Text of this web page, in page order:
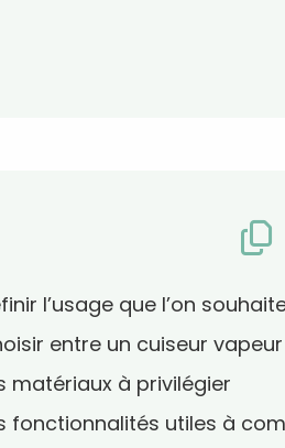
l’usage que l’on
entre un cuiseur
matériaux à privilégier
fonctionnalités utiles à